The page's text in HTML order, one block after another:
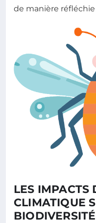
de manière
LES IMPACTS
CLIMATIQUE
BIODIVERSITÉ